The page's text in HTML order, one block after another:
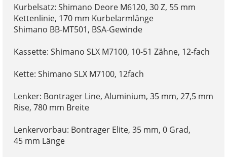
Kurbelsatz: Shimano Deore M6120, 30 Z, 55 mm
Kettenlinie, 170 mm Kurbelarmlänge
Shimano BB-MT501, BSA-Gewinde
Kassette: Shimano SLX M7100, 10-51 Zähne, 12-fach
Kette: Shimano SLX M7100, 12fach
Lenker: Bontrager Line, Aluminium, 35 mm, 27,5 mm
Rise, 780 mm Breite
Lenkervorbau: Bontrager Elite, 35 mm, 0 Grad,
45 mm Länge